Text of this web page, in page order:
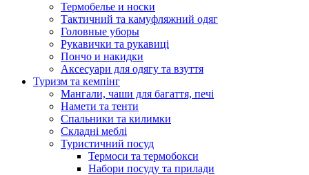
Термобелье и носки
Тактичний та камуфляжний одяг
Головные уборы
Рукавички та рукавиці
Пончо и накидки
Аксесуари для одягу та взуття
Туризм та кемпінг
Мангали, чаши для багаття, печі
Намети та тенти
Спальники та килимки
Складні меблі
Туристичний посуд
Термоси та термобокси
Набори посуду та прилади